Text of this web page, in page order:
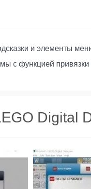
и элементы
с функцией
Digital